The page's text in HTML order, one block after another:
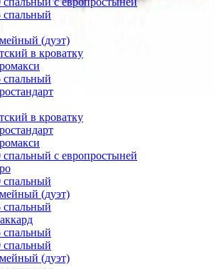
спальный
(дуэт)
в кроватку
спальный
в кроватку
спальный с европростыней
спальный
(дуэт)
спальный
спальный
спальный
(дуэт)